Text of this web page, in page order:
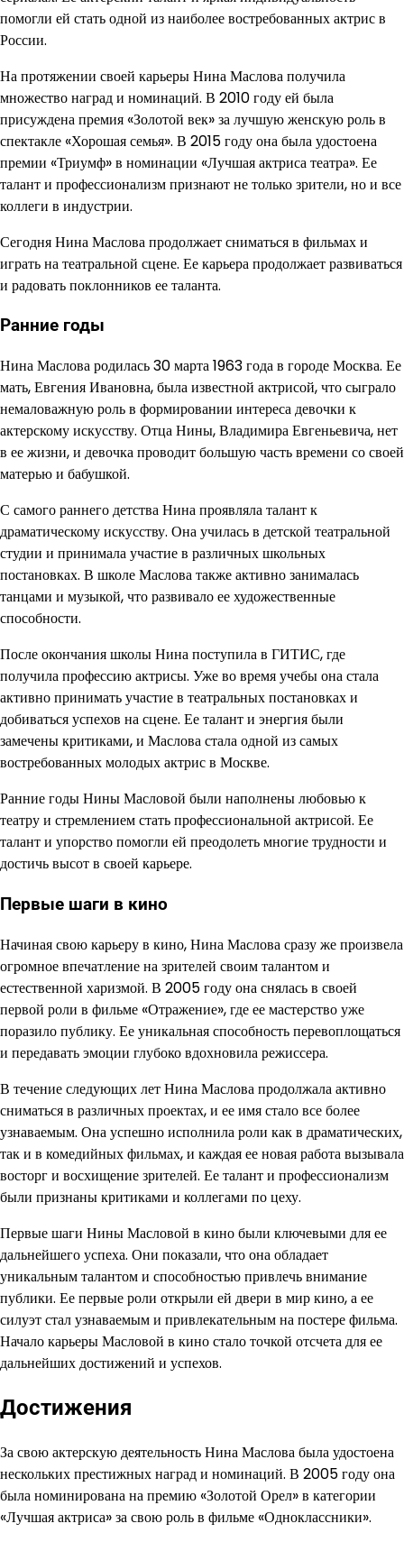
помогли ей стать одной из наиболее востребованных актрис в
России.
На протяжении своей карьеры Нина Маслова получила
множество наград и номинаций. В 2010 году ей была
присуждена премия «Золотой век» за лучшую женскую роль в
спектакле «Хорошая семья». В 2015 году она была удостоена
премии «Триумф» в номинации «Лучшая актриса театра». Ее
талант и профессионализм признают не только зрители, но и все
коллеги в индустрии.
Сегодня Нина Маслова продолжает сниматься в фильмах и
играть на театральной сцене. Ее карьера продолжает развиваться
и радовать поклонников ее таланта.
Ранние годы
Нина Маслова родилась 30 марта 1963 года в городе Москва. Ее
мать, Евгения Ивановна, была известной актрисой, что сыграло
немаловажную роль в формировании интереса девочки к
актерскому искусству. Отца Нины, Владимира Евгеньевича, нет
в ее жизни, и девочка проводит большую часть времени со своей
матерью и бабушкой.
С самого раннего детства Нина проявляла талант к
драматическому искусству. Она училась в детской театральной
студии и принимала участие в различных школьных
постановках. В школе Маслова также активно занималась
танцами и музыкой, что развивало ее художественные
способности.
После окончания школы Нина поступила в ГИТИС, где
получила профессию актрисы. Уже во время учебы она стала
активно принимать участие в театральных постановках и
добиваться успехов на сцене. Ее талант и энергия были
замечены критиками, и Маслова стала одной из самых
востребованных молодых актрис в Москве.
Ранние годы Нины Масловой были наполнены любовью к
театру и стремлением стать профессиональной актрисой. Ее
талант и упорство помогли ей преодолеть многие трудности и
достичь высот в своей карьере.
Первые шаги в кино
Начиная свою карьеру в кино, Нина Маслова сразу же произвела
огромное впечатление на зрителей своим талантом и
естественной харизмой. В 2005 году она снялась в своей
первой роли в фильме «Отражение», где ее мастерство уже
поразило публику. Ее уникальная способность перевоплощаться
и передавать эмоции глубоко вдохновила режиссера.
В течение следующих лет Нина Маслова продолжала активно
сниматься в различных проектах, и ее имя стало все более
узнаваемым. Она успешно исполнила роли как в драматических,
так и в комедийных фильмах, и каждая ее новая работа вызывала
восторг и восхищение зрителей. Ее талант и профессионализм
были признаны критиками и коллегами по цеху.
Первые шаги Нины Масловой в кино были ключевыми для ее
дальнейшего успеха. Они показали, что она обладает
уникальным талантом и способностью привлечь внимание
публики. Ее первые роли открыли ей двери в мир кино, а ее
силуэт стал узнаваемым и привлекательным на постере фильма.
Начало карьеры Масловой в кино стало точкой отсчета для ее
дальнейших достижений и успехов.
Достижения
За свою актерскую деятельность Нина Маслова была удостоена
нескольких престижных наград и номинаций. В 2005 году она
была номинирована на премию «Золотой Орел» в категории
«Лучшая актриса» за свою роль в фильме «Одноклассники».